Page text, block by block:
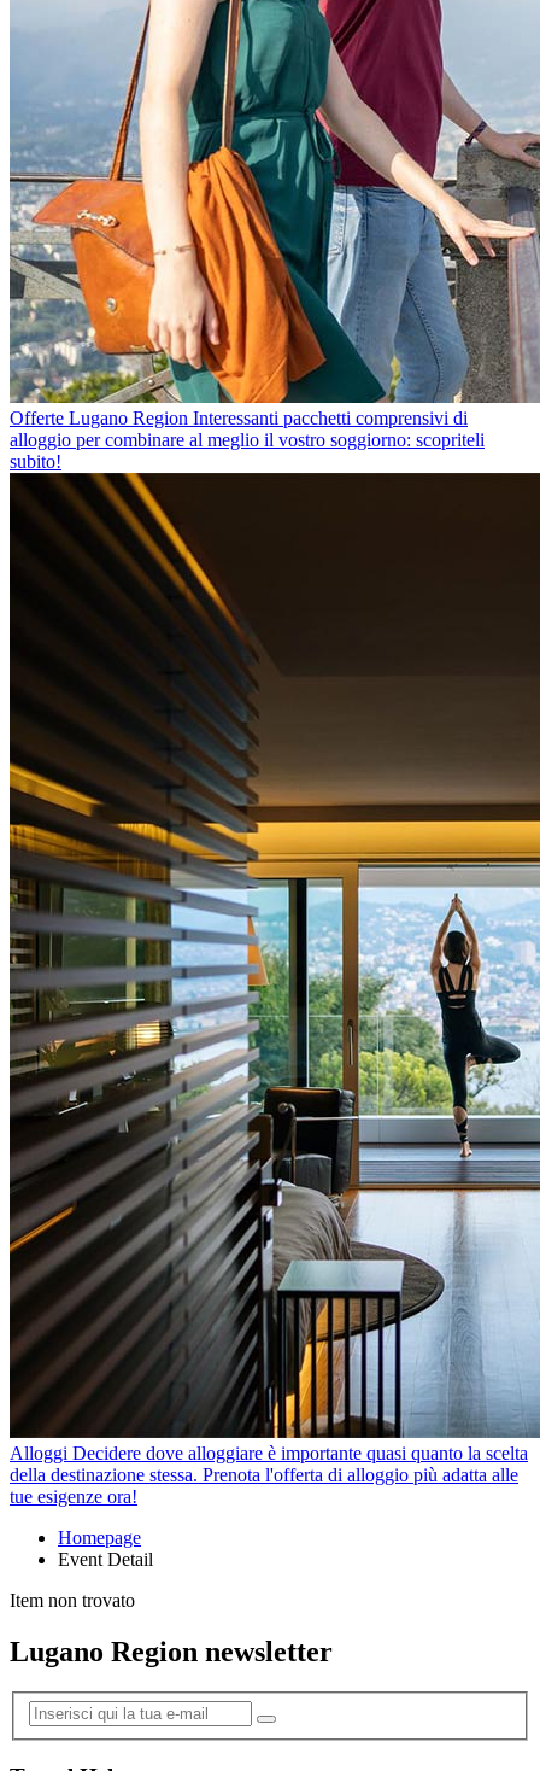
Offerte Lugano Region Interessanti pacchetti comprensivi di
alloggio per combinare al meglio il vostro soggiorno: scopriteli
subito!
Alloggi Decidere dove alloggiare è importante quasi quanto la scelta
della destinazione stessa. Prenota l'offerta di alloggio più adatta alle
tue esigenze ora!
Homepage
Event Detail
Item non trovato
Lugano Region newsletter